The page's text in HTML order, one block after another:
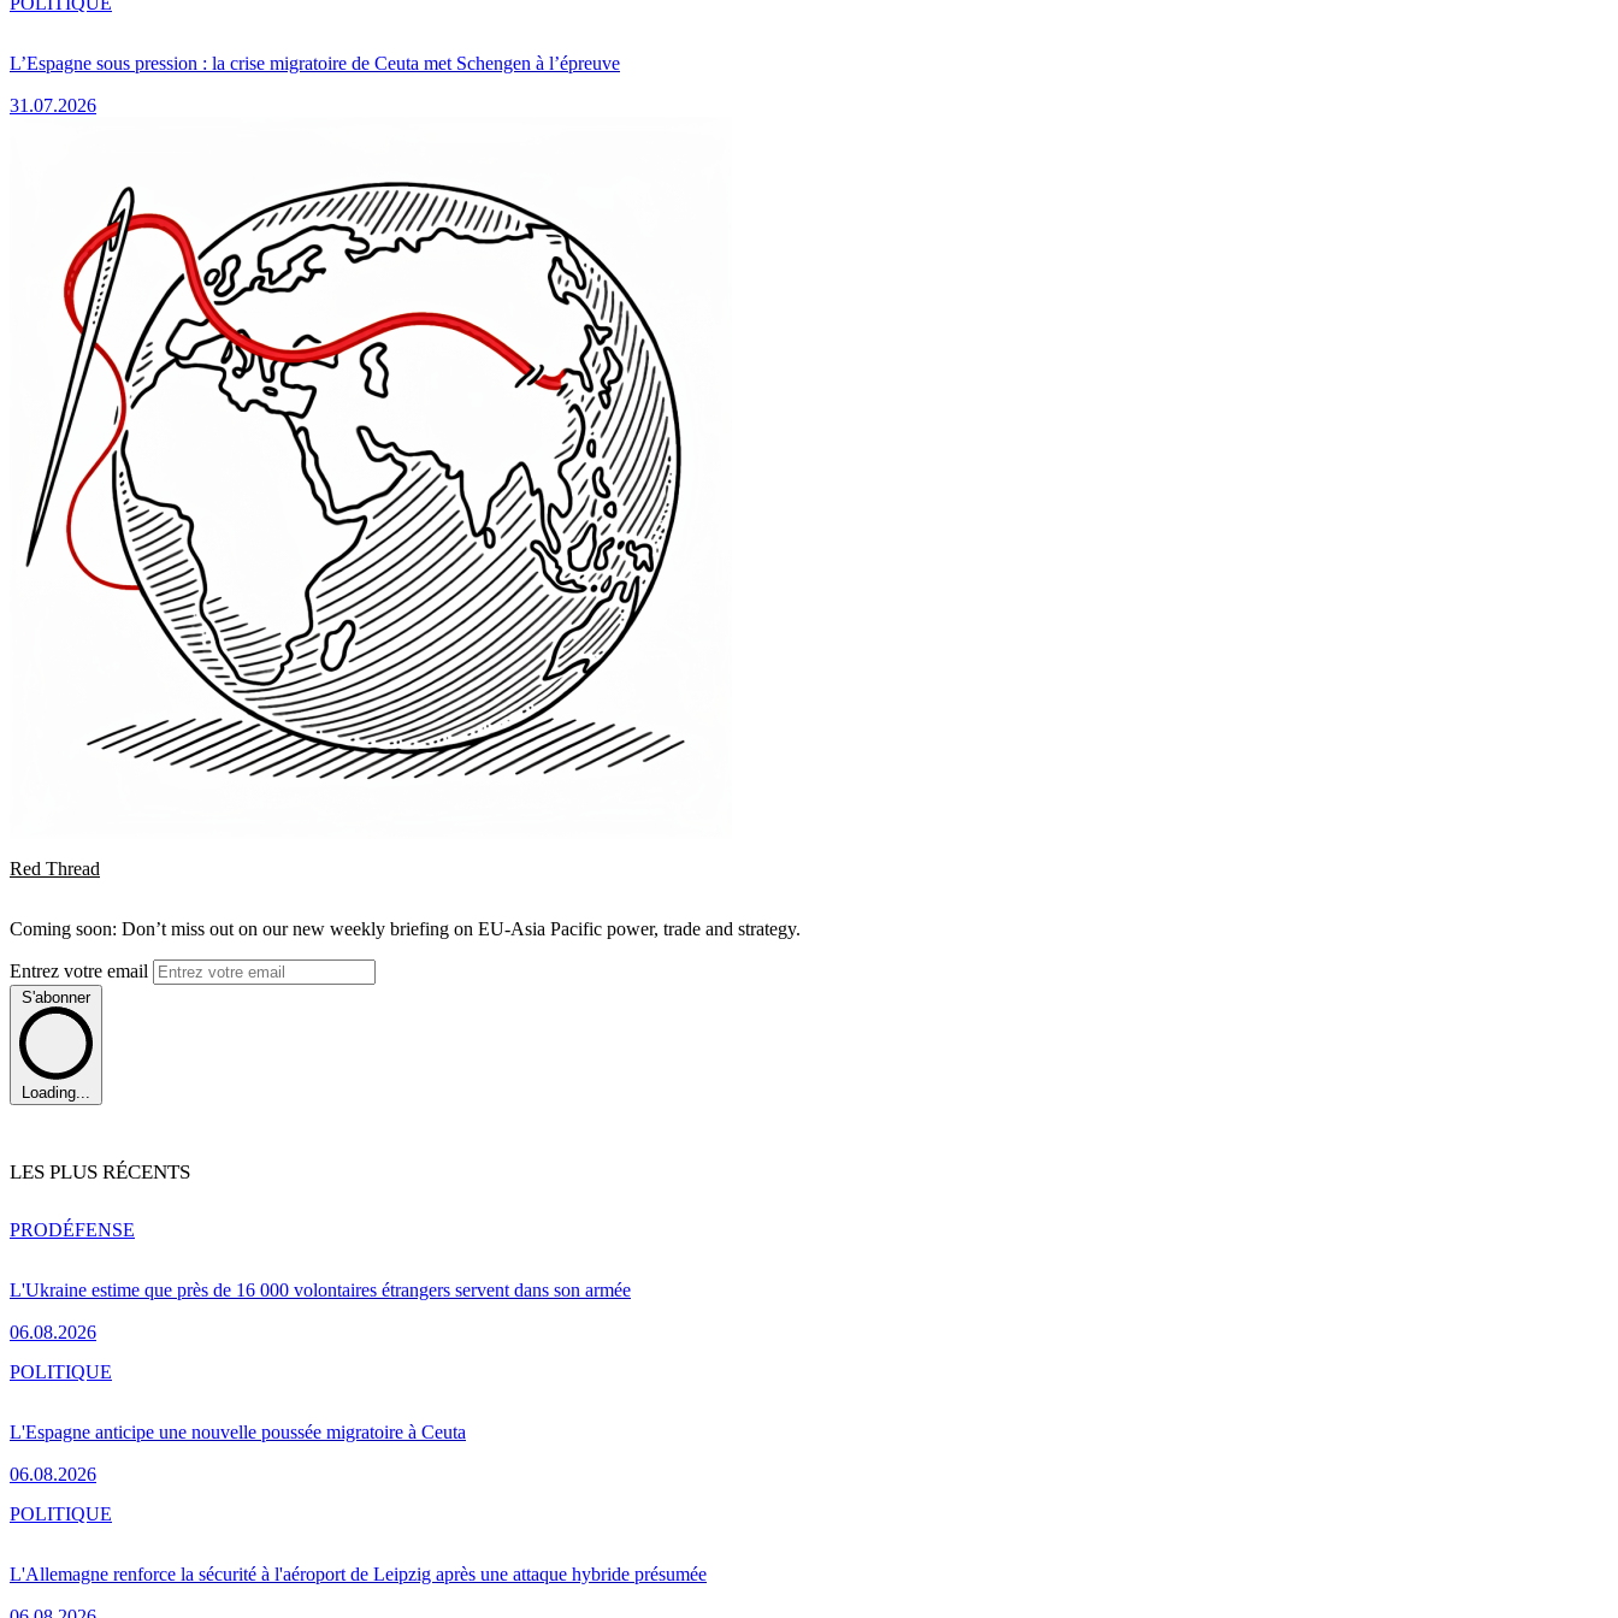
L’Espagne sous pression : la crise migratoire de Ceuta met Schengen à l’épreuve
31.07.2026
Red Thread
Coming soon: Don’t miss out on our new weekly briefing on EU-Asia Pacific power, trade and strategy.
Entrez votre email
S'abonner
Loading...
LES PLUS RÉCENTS
L'Ukraine estime que près de 16 000 volontaires étrangers servent dans son armée
06.08.2026
PRODÉFENSE
L'Espagne anticipe une nouvelle poussée migratoire à Ceuta
06.08.2026
POLITIQUE
L'Allemagne renforce la sécurité à l'aéroport de Leipzig après une attaque hybride présumée
POLITIQUE